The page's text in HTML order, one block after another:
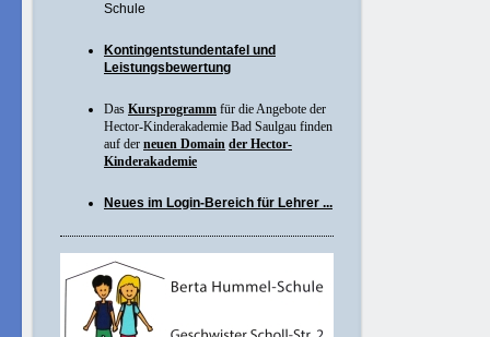
Schule
Kontingentstundentafel und
Leistungsbewertung
Das Kursprogramm für die Angebote der
Hector-Kinderakademie Bad Saulgau finden
auf der neuen Domain der Hector-
Kinderakademie
Neues im Login-Bereich für Lehrer ...